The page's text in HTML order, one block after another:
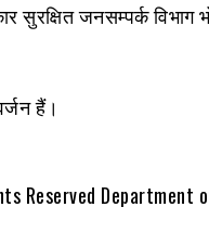
सुरक्षित जनसम्पर्क विभाग
हैं।
Reserved Department